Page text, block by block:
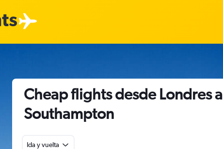
Cheap flights desde Londres a
Southampton
Ida y vuelta